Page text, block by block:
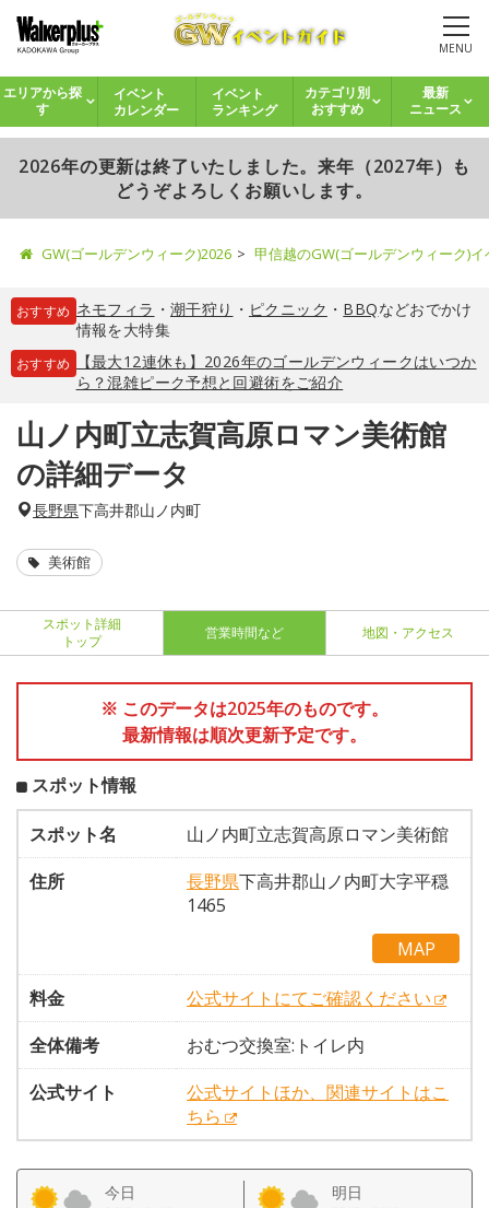
MENU
エリアから探
す
イベント
カレンダー
イベント
ランキング
カテゴリ別
おすすめ
最新
ニュース
2026年の更新は終了いたしました。来年（2027年）も
どうぞよろしくお願いします。
GW(ゴールデンウィーク)2026 甲信越のGW(ゴールデンウィーク)
おすすめ ネモフィラ ・ 潮干狩り ・ ピクニック ・ BBQなどおでかけ
情報を大特集
おすすめ
【最大12連休も】2026年のゴールデンウィークはいつか
ら？混雑ピーク予想と回避術をご紹介
山ノ内町立志賀高原ロマン美術館
の詳細データ
長野県下高井郡山ノ内町
美術館
スポット詳細
トップ
営業時間など 地図・アクセス
※ このデータは2025年のものです。
最新情報は順次更新予定です。
スポット情報
スポット名
山ノ内町立志賀高原ロマン美術館
住所
長野県下高井郡山ノ内町大字平穏
1465
MAP
料金
公式サイトにてご確認ください
全体備考
おむつ交換室:トイレ内
公式サイト
公式サイトほか、関連サイトはこ
ちら
今日 明日